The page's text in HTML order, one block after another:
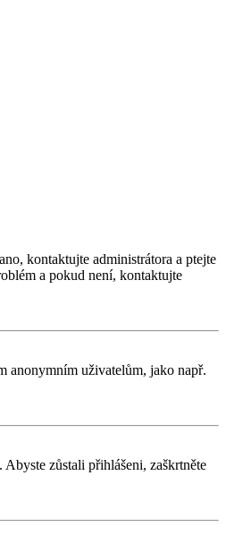
kontaktujte administrátora a ptejte
a pokud není, kontaktujte
anonymním uživatelům, jako např.
zůstali přihlášeni, zaškrtněte